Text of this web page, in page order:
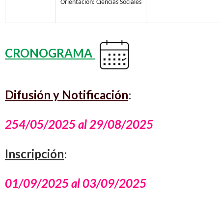
Orientación: Ciencias Sociales
CRONOGRAMA
Difusión y Notificación:
254/05/2025 al 29/08/2025
Inscripción:
01/09/2025 al 03/09/2025